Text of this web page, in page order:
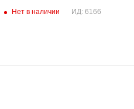
Нет в наличии ИД: 6166